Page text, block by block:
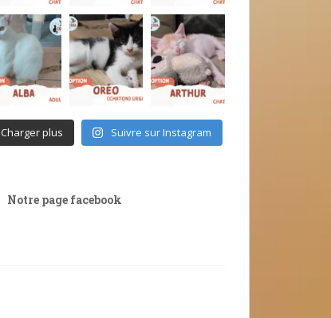
Charger plus Suivre sur Instagram
Notre page facebook